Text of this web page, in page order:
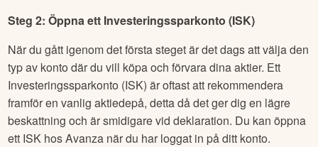
Steg 2: Öppna ett Investeringssparkonto (ISK)
När du gått igenom det första steget är det dags att välja den
typ av konto där du vill köpa och förvara dina aktier. Ett
Investeringssparkonto (ISK) är oftast att rekommendera
framför en vanlig aktiedepå, detta då det ger dig en lägre
beskattning och är smidigare vid deklaration. Du kan öppna
ett ISK hos Avanza när du har loggat in på ditt konto.